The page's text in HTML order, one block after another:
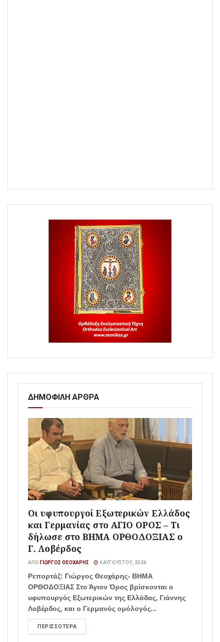
ΔΗΜΟΦΙΛΗ ΑΡΘΡΑ
Οι υφυπουργοί Εξωτερικών Ελλάδος
και Γερμανίας στο ΑΓΙΟ ΟΡΟΣ – Τι
δήλωσε στο ΒΗΜΑ ΟΡΘΟΔΟΞΙΑΣ ο
Γ. Λοβέρδος
ΑΠΌ ΓΙΏΡΓΟΣ ΘΕΟΧΆΡΗΣ 4 ΑΥΓΟΎΣΤΟΥ, 2026
Ρεπορτάζ: Γιώργος Θεοχάρης- ΒΗΜΑ
ΟΡΘΟΔΟΞΙΑΣ Στο Άγιον Όρος βρίσκονται ο
υφυπουργός Εξωτερικών της Ελλάδας, Γιάννης
Λοβέρδος, και ο Γερμανός ομόλογός...
ΠΕΡΙΣΣΌΤΕΡΑ